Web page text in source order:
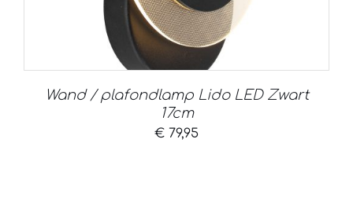
Wand / plafondlamp Lido LED Zwart
17cm
€ 79,95